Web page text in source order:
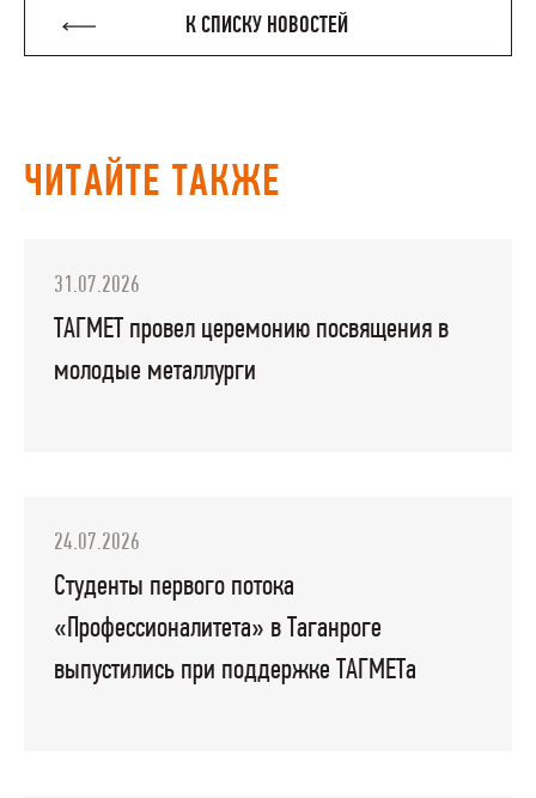
К СПИСКУ НОВОСТЕЙ
ЧИТАЙТЕ ТАКЖЕ
31.07.2026
ТАГМЕТ провел церемонию посвящения в
молодые металлурги
24.07.2026
Студенты первого потока
«Профессионалитета» в Таганроге
выпустились при поддержке ТАГМЕТа